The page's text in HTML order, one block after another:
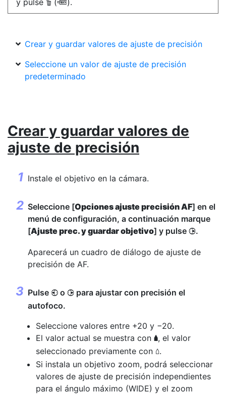
y pulse O (Q).
Crear y guardar valores de ajuste de precisión
Seleccione un valor de ajuste de precisión
predeterminado
Crear y guardar valores de
ajuste de precisión
Instale el objetivo en la cámara.
Seleccione [Opciones ajuste precisión AF] en el
menú de configuración, a continuación marque
[Ajuste prec. y guardar objetivo] y pulse 2.
Aparecerá un cuadro de diálogo de ajuste de
precisión de AF.
Pulse 4 o 2 para ajustar con precisión el
autofoco.
Seleccione valores entre +20 y −20.
El valor actual se muestra con g, el valor
seleccionado previamente con o.
Si instala un objetivo zoom, podrá seleccionar
valores de ajuste de precisión independientes
para el ángulo máximo (WIDE) y el zoom